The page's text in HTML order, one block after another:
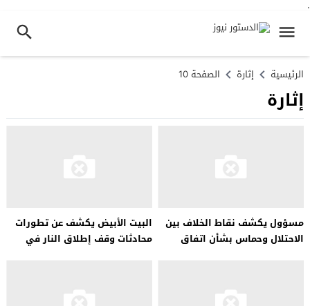
.
الرئيسية إثارة الصفحة 10
إثارة
مسؤول يكشف نقاط الخلاف بين
الاحتلال وحماس بشأن اتفاق
البيت الأبيض يكشف عن تطورات
محادثات وقف إطلاق النار في